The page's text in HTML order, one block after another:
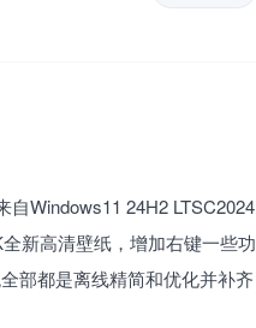
自Windows11 24H2 LTSC2024
新高清壁纸，增加右键一些功
部都是离线精简和优化并补齐